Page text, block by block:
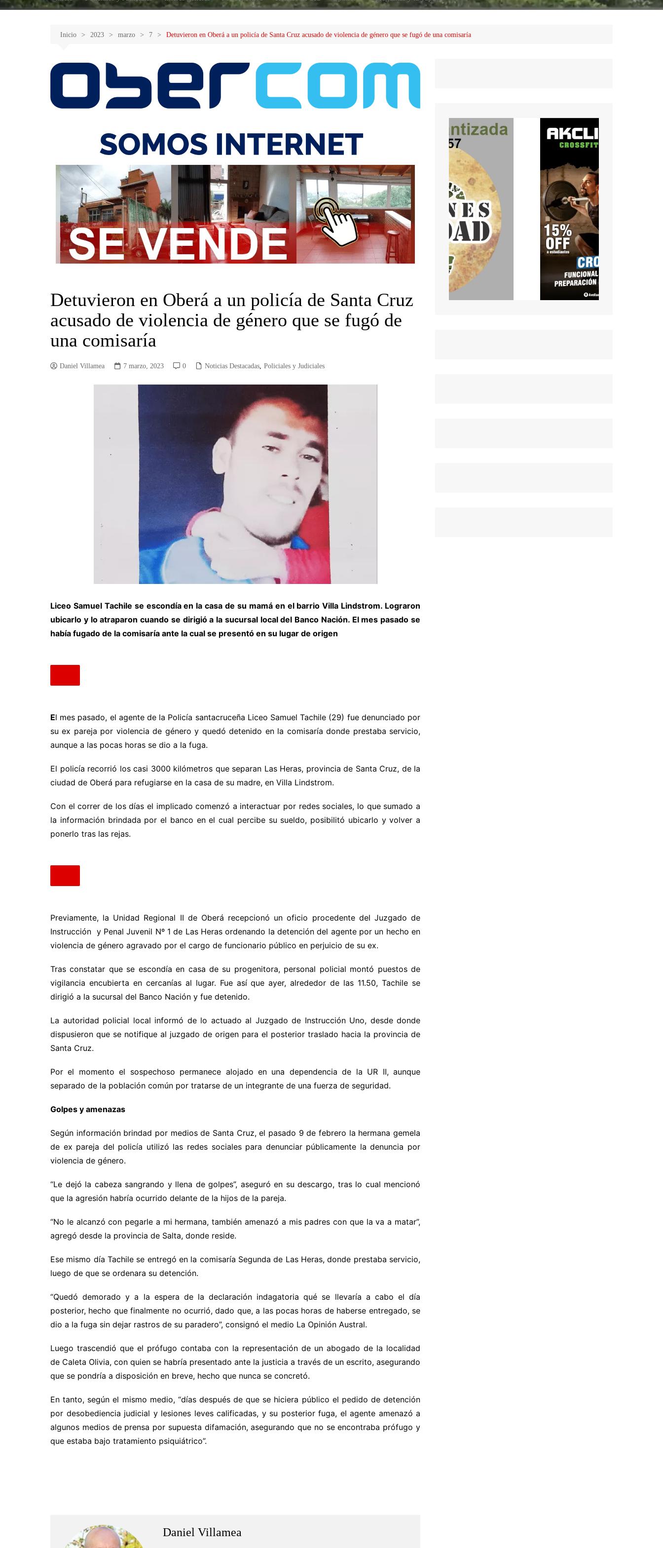
Inicio 2023 marzo 7 Detuvieron en Oberá a un policía de Santa Cruz acusado de violencia de género que se fugó de una comisaría
Detuvieron en Oberá a un policía de Santa Cruz
acusado de violencia de género que se fugó de
una comisaría
Daniel Villamea 7 marzo, 2023 0 Noticias Destacadas, Policiales y Judiciales
Liceo Samuel Tachile se escondía en la casa de su mamá en el barrio Villa Lindstrom. Lograron
ubicarlo y lo atraparon cuando se dirigió a la sucursal local del Banco Nación. El mes pasado se
había fugado de la comisaría ante la cual se presentó en su lugar de origen
El mes pasado, el agente de la Policía santacruceña Liceo Samuel Tachile (29) fue denunciado por
su ex pareja por violencia de género y quedó detenido en la comisaría donde prestaba servicio,
aunque a las pocas horas se dio a la fuga.
El policía recorrió los casi 3000 kilómetros que separan Las Heras, provincia de Santa Cruz, de la
ciudad de Oberá para refugiarse en la casa de su madre, en Villa Lindstrom.
Con el correr de los días el implicado comenzó a interactuar por redes sociales, lo que sumado a
la información brindada por el banco en el cual percibe su sueldo, posibilitó ubicarlo y volver a
ponerlo tras las rejas.
Previamente, la Unidad Regional II de Oberá recepcionó un oficio procedente del Juzgado de
Instrucción y Penal Juvenil Nº 1 de Las Heras ordenando la detención del agente por un hecho en
violencia de género agravado por el cargo de funcionario público en perjuicio de su ex.
Tras constatar que se escondía en casa de su progenitora, personal policial montó puestos de
vigilancia encubierta en cercanías al lugar. Fue así que ayer, alrededor de las 11.50, Tachile se
dirigió a la sucursal del Banco Nación y fue detenido.
La autoridad policial local informó de lo actuado al Juzgado de Instrucción Uno, desde donde
dispusieron que se notifique al juzgado de origen para el posterior traslado hacia la provincia de
Santa Cruz.
Por el momento el sospechoso permanece alojado en una dependencia de la UR II, aunque
separado de la población común por tratarse de un integrante de una fuerza de seguridad.
Golpes y amenazas
Según información brindad por medios de Santa Cruz, el pasado 9 de febrero la hermana gemela
de ex pareja del policía utilizó las redes sociales para denunciar públicamente la denuncia por
violencia de género.
“Le dejó la cabeza sangrando y llena de golpes”, aseguró en su descargo, tras lo cual mencionó
que la agresión habría ocurrido delante de la hijos de la pareja.
“No le alcanzó con pegarle a mi hermana, también amenazó a mis padres con que la va a matar”,
agregó desde la provincia de Salta, donde reside.
Ese mismo día Tachile se entregó en la comisaría Segunda de Las Heras, donde prestaba servicio,
luego de que se ordenara su detención.
“Quedó demorado y a la espera de la declaración indagatoria qué se llevaría a cabo el día
posterior, hecho que finalmente no ocurrió, dado que, a las pocas horas de haberse entregado, se
dio a la fuga sin dejar rastros de su paradero”, consignó el medio La Opinión Austral.
Luego trascendió que el prófugo contaba con la representación de un abogado de la localidad
de Caleta Olivia, con quien se habría presentado ante la justicia a través de un escrito, asegurando
que se pondría a disposición en breve, hecho que nunca se concretó.
En tanto, según el mismo medio, “días después de que se hiciera público el pedido de detención
por desobediencia judicial y lesiones leves calificadas, y su posterior fuga, el agente amenazó a
algunos medios de prensa por supuesta difamación, asegurando que no se encontraba prófugo y
que estaba bajo tratamiento psiquiátrico”.
Daniel Villamea